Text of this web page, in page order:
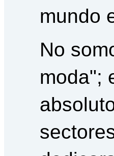
mundo
No
moda";